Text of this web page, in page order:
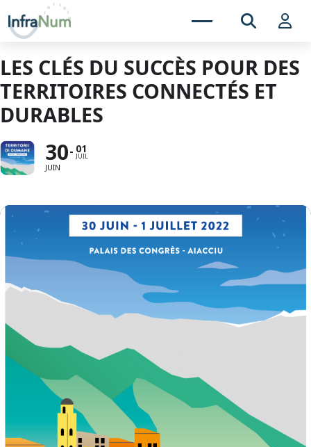
LES CLÉS DU SUCCÈS POUR DES
TERRITOIRES CONNECTÉS ET
DURABLES
30
JUIN
01
JUIL